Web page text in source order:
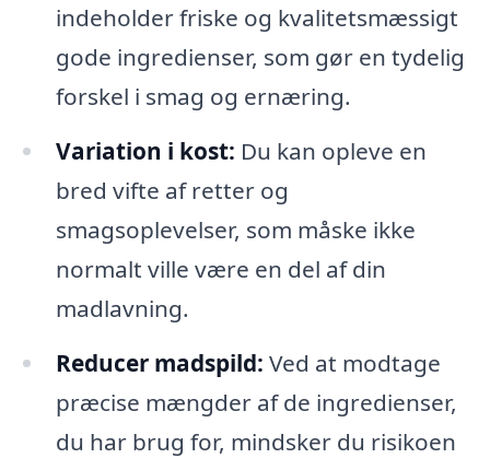
indeholder friske og kvalitetsmæssigt
gode ingredienser, som gør en tydelig
forskel i smag og ernæring.
Variation i kost: Du kan opleve en
bred vifte af retter og
smagsoplevelser, som måske ikke
normalt ville være en del af din
madlavning.
Reducer madspild: Ved at modtage
præcise mængder af de ingredienser,
du har brug for, mindsker du risikoen